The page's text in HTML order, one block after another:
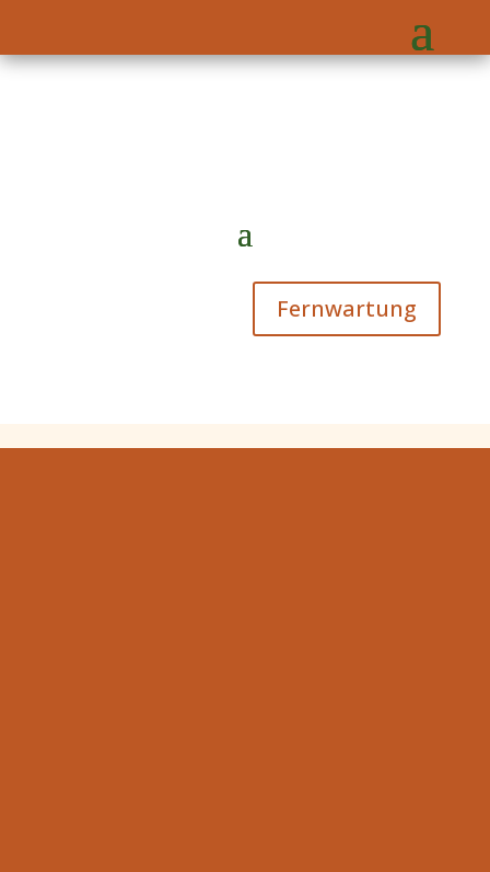
Fernwartung